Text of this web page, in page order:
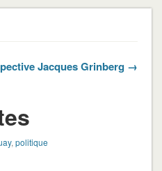
Jacques Grinberg →
, politique